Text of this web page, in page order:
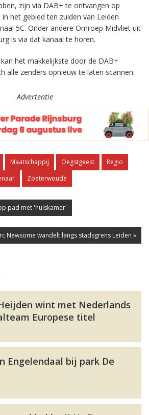
zijn via DAB+ te ontvangen op
het gebied ten zuiden van Leiden
5C. Onder andere Omroep Midvliet uit
is via dat kanaal te horen.
het makkelijkste door de DAB+
alle zenders opnieuw te laten scannen.
Advertentie
Maatschappij Oegstgeest
Regio
Zoeterwoude
pad met 'huiskamer'
Newsome wandelt langs stadsgrens Leiden »
wint met Nederlands
Europese titel
Engelendaal bij park De